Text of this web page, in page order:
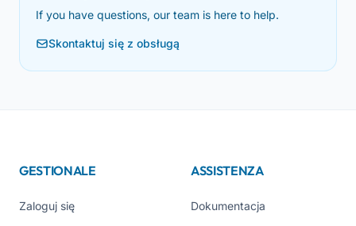
If you have questions, our team is here to help.
Skontaktuj się z obsługą
GESTIONALE
Zaloguj się
ASSISTENZA
Dokumentacja